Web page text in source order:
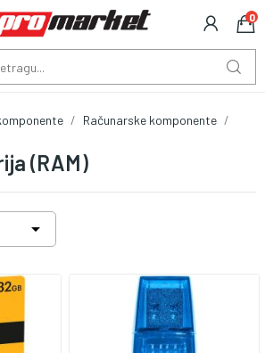
0
(RAM)
Računarske komponente
